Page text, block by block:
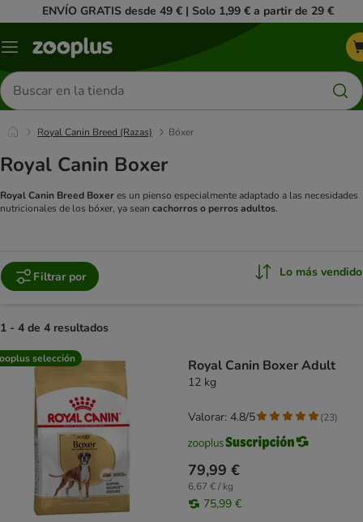
ENVÍO GRATIS desde 49 € | Solo 1,99 € a partir de 29 €
Menú
Buscar
productos
Royal Canin Breed (Razas) Bóxer
Royal Canin Boxer
Royal Canin Breed Boxeres un pienso especialmente adaptado a las necesidades
nutricionales de los bóxer, ya sean cachorros o perros adultos.
Filtrar por Lo más vendido
1 - 4 de 4 resultados
product items have been changed
selección Royal Canin Boxer Adult
12 kg
79,99 €
6,67 € / kg
75,99 €
Valorar: 4.8/5 (23)